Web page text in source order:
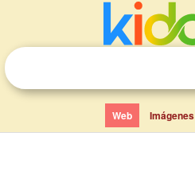
Web Imágenes